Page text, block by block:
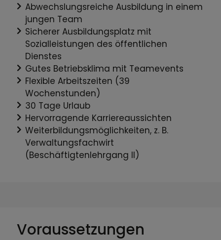
Abwechslungsreiche Ausbildung in einem
jungen Team
Sicherer Ausbildungsplatz mit
Sozialleistungen des öffentlichen
Dienstes
Gutes Betriebsklima mit Teamevents
Flexible Arbeitszeiten (39
Wochenstunden)
30 Tage Urlaub
Hervorragende Karriereaussichten
Weiterbildungsmöglichkeiten, z. B.
Verwaltungsfachwirt
(Beschäftigtenlehrgang II)
Voraussetzungen